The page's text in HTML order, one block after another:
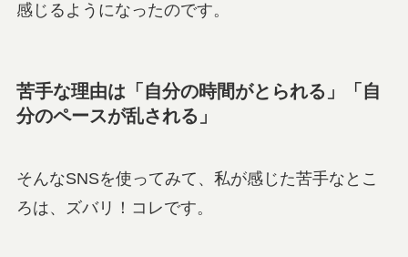
感じるようになったのです。
苦手な理由は「自分の時間がとられる」「自
分のペースが乱される」
そんなSNSを使ってみて、私が感じた苦手なとこ
ろは、ズバリ！コレです。